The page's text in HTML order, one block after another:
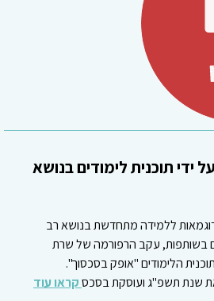
תוכנית לימודים בנושא
ללמידה מתחדשת בנושא רב
בשותפות, עקב הרפורמה של שרת
לתוכנית הלימודים "אופק בסכסוך".
שנת תשפ"ג ועוסקת בסכסקראו עוד